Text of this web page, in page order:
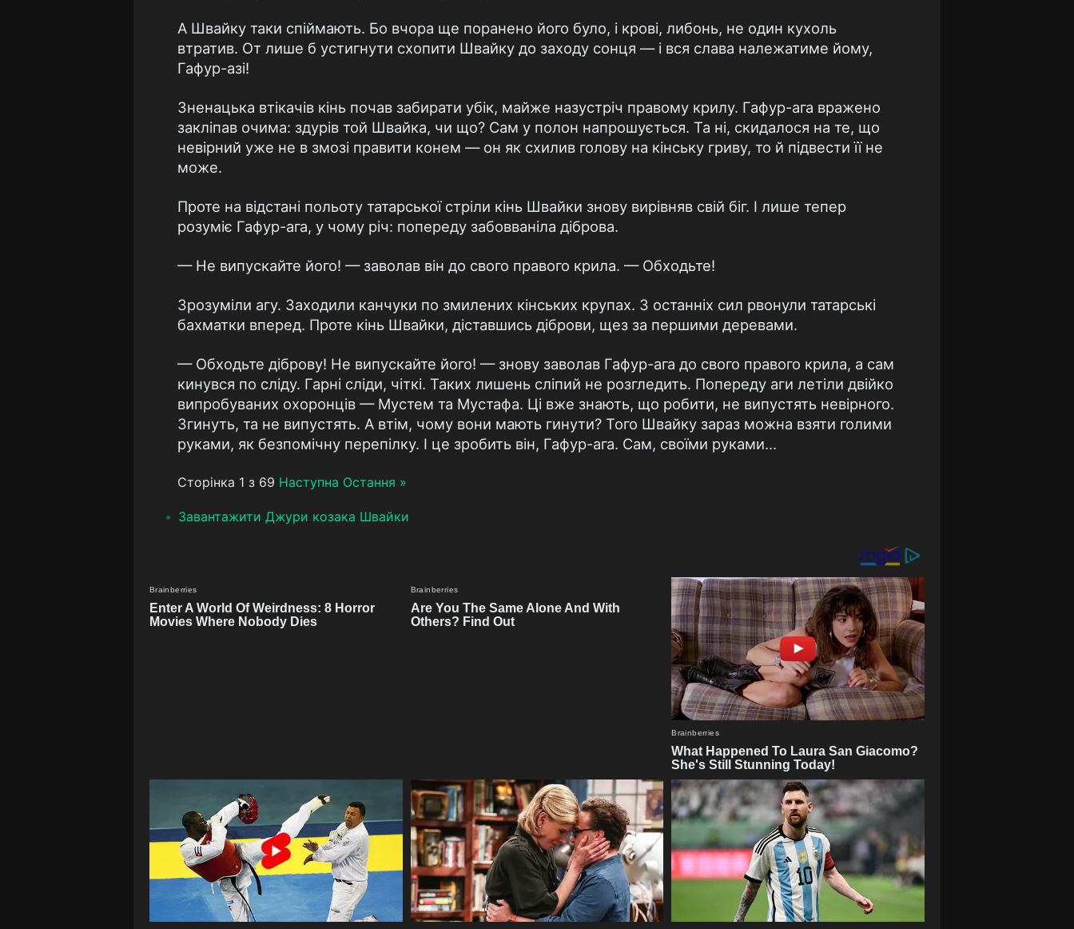
А Швайку таки спіймають. Бо вчора ще поранено його було, і крові, либонь, не один кухоль
втратив. От лише б устигнути схопити Швайку до заходу сонця — і вся слава належатиме йому,
Гафур-азі!
Зненацька втікачів кінь почав забирати убік, майже назустріч правому крилу. Гафур-ага вражено
закліпав очима: здурів той Швайка, чи що? Сам у полон напрошується. Та ні, скидалося на те, що
невірний уже не в змозі правити конем — он як схилив голову на кінську гриву, то й підвести її не
може.
Проте на відстані польоту татарської стріли кінь Швайки знову вирівняв свій біг. І лише тепер
розуміє Гафур-ага, у чому річ: попереду забовваніла діброва.
— Не випускайте його! — заволав він до свого правого крила. — Обходьте!
Зрозуміли агу. Заходили канчуки по змилених кінських крупах. З останніх сил рвонули татарські
бахматки вперед. Проте кінь Швайки, діставшись діброви, щез за першими деревами.
— Обходьте діброву! Не випускайте його! — знову заволав Гафур-ага до свого правого крила, а сам
кинувся по сліду. Гарні сліди, чіткі. Таких лишень сліпий не розгледить. Попереду аги летіли двійко
випробуваних охоронців — Мустем та Мустафа. Ці вже знають, що робити, не випустять невірного.
Згинуть, та не випустять. А втім, чому вони мають гинути? Того Швайку зараз можна взяти голими
руками, як безпомічну перепілку. І це зробить він, Гафур-ага. Сам, своїми руками…
Сторінка 1 з 69 Наступна Остання »
Завантажити Джури козака Швайки